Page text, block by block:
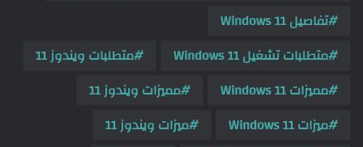
تفاصيل Windows 11
متطلبات تشغيل Windows 11
متطلبات ويندوز 11
مميزات Windows 11
مميزات ويندوز 11
ميزات Windows 11
ميزات ويندوز 11